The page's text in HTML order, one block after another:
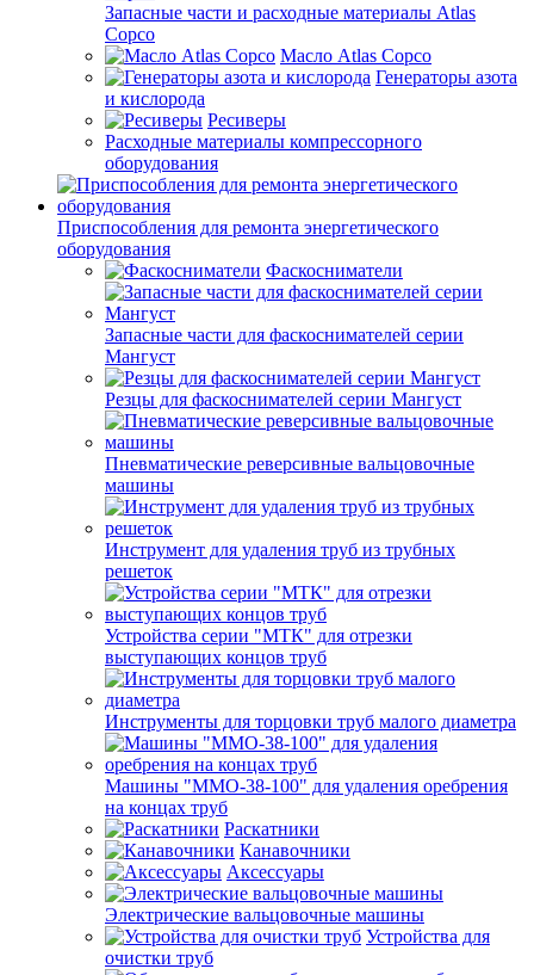
Запасные части и расходные материалы Atlas
Copco
Масло Atlas Copco
Генераторы азота
и кислорода
Ресиверы
Расходные материалы компрессорного
оборудования
Приспособления для ремонта энергетического
оборудования
Фаскосниматели
Запасные части для фаскоснимателей серии
Мангуст
Резцы для фаскоснимателей серии Мангуст
Пневматические реверсивные вальцовочные
машины
Инструмент для удаления труб из трубных
решеток
Устройства серии "МТК" для отрезки
выступающих концов труб
Инструменты для торцовки труб малого диаметра
Машины "ММО-38-100" для удаления оребрения
на концах труб
Раскатники
Канавочники
Аксессуары
Электрические вальцовочные машины
Устройства для
очистки труб